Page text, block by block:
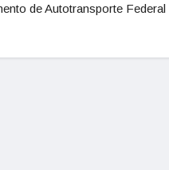
de Autotransporte Federal